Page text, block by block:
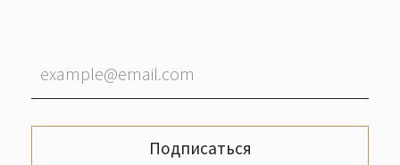
Подписаться